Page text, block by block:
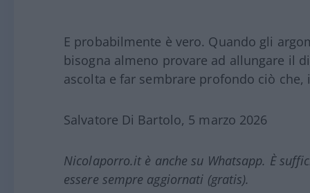
E probabilmente è vero. Quando gli
bisogna almeno provare ad allungare il
ascolta e far sembrare profondo ciò
Salvatore Di Bartolo, 5 marzo 2026
Nicolaporro.it è anche su Whatsapp. È
essere sempre aggiornati (gratis).